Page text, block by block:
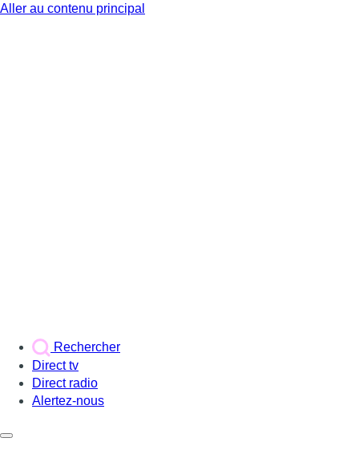
Aller au contenu principal
Rechercher
Direct tv
Direct radio
Alertez-nous